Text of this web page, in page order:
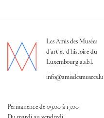
Les Amis des Musées
d'art et d'histoire du
Luxembourg a.s.b.l.
info@amisdesmusees.lu
Permanence de 09.00 à 17.00